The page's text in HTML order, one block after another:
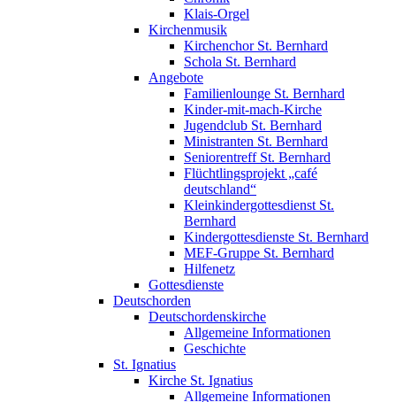
Klais-Orgel
Kirchenmusik
Kirchenchor St. Bernhard
Schola St. Bernhard
Angebote
Familienlounge St. Bernhard
Kinder-mit-mach-Kirche
Jugendclub St. Bernhard
Ministranten St. Bernhard
Seniorentreff St. Bernhard
Flüchtlingsprojekt „café
deutschland“
Kleinkindergottesdienst St.
Bernhard
Kindergottesdienste St. Bernhard
MEF-Gruppe St. Bernhard
Hilfenetz
Gottesdienste
Deutschorden
Deutschordenskirche
Allgemeine Informationen
Geschichte
St. Ignatius
Kirche St. Ignatius
Allgemeine Informationen